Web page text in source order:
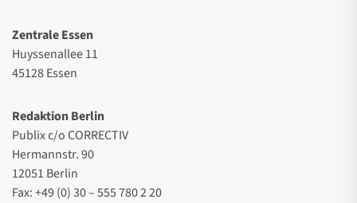
Zentrale Essen
Huyssenallee 11
45128 Essen
Redaktion Berlin
Publix c/o CORRECTIV
Hermannstr. 90
12051 Berlin
Fax: +49 (0) 30 – 555 780 2 20